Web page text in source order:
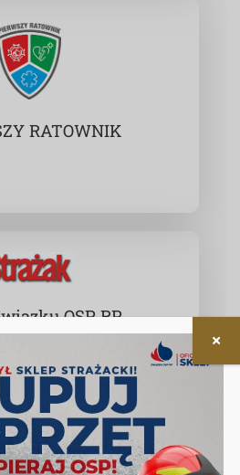
RATOWNIK
OSP RP
dla strażaków,
pożarnictwa